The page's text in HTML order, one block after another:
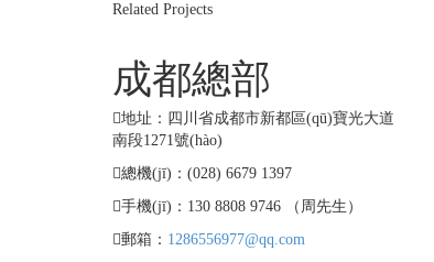
Related Projects
成都總部
地址：四川省成都市新都區(qū)寶光大道
南段1271號(hào)
總機(jī)：(028) 6679 1397
手機(jī)：130 8808 9746 （周先生）
郵箱： 1286556977@qq.com